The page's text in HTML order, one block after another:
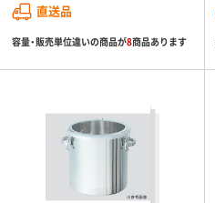
直送品
容量・販売単位違いの商品が8商品あります